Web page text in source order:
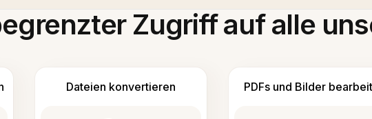
Zugriff auf alle
Dateien konvertieren PDFs und Bilder